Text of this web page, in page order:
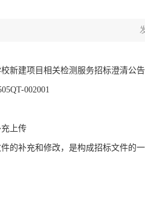
新建项目相关检测服务招标澄清公告
002001
上传
的补充和修改，是构成招标文件的